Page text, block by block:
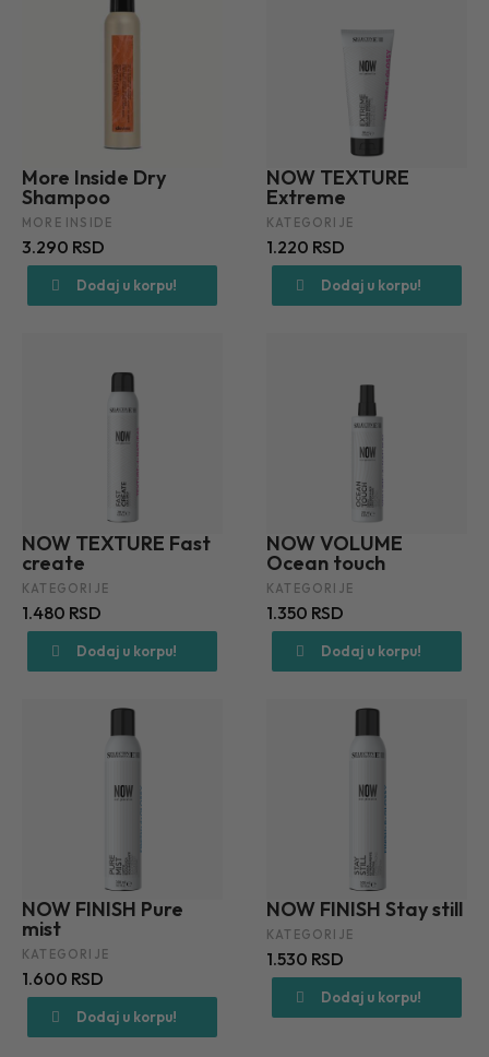
More Inside Dry
Shampoo
MORE INSIDE
3.290 RSD
Dodaj u korpu!
NOW TEXTURE
Extreme
KATEGORIJE
1.220 RSD
Dodaj u korpu!
NOW TEXTURE Fast
create
KATEGORIJE
1.480 RSD
Dodaj u korpu!
NOW VOLUME
Ocean touch
KATEGORIJE
1.350 RSD
Dodaj u korpu!
NOW FINISH Pure
mist
KATEGORIJE
1.600 RSD
Dodaj u korpu!
NOW FINISH Stay still
KATEGORIJE
1.530 RSD
Dodaj u korpu!